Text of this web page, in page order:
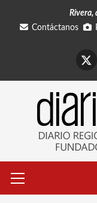
Rivera,
Contáctanos
primario